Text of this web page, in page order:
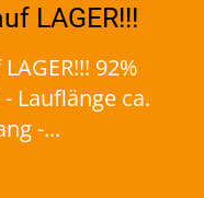
LAGER!!!
92%
Lauflänge ca.
-...